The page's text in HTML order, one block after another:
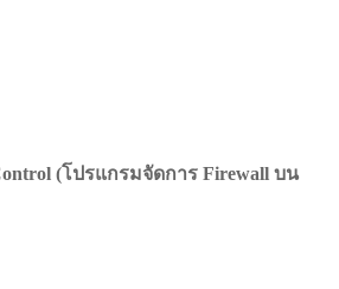
(โปรแกรมจัดการ Firewall บน